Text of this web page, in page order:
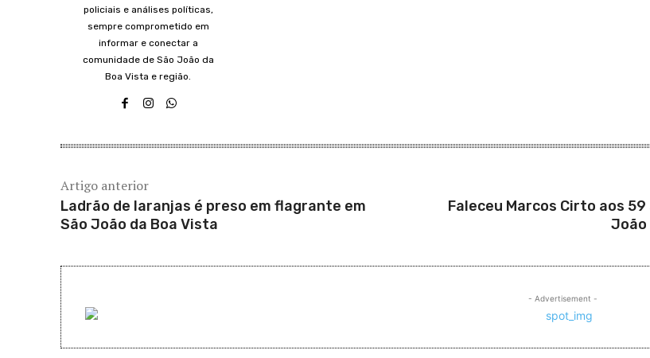
policiais e análises políticas,
sempre comprometido em
informar e conectar a
comunidade de São João da
Boa Vista e região.
Artigo anterior
Ladrão de laranjas é preso em flagrante em
São João da Boa Vista
Faleceu Marcos Cirto aos 59
João
- Advertisement -